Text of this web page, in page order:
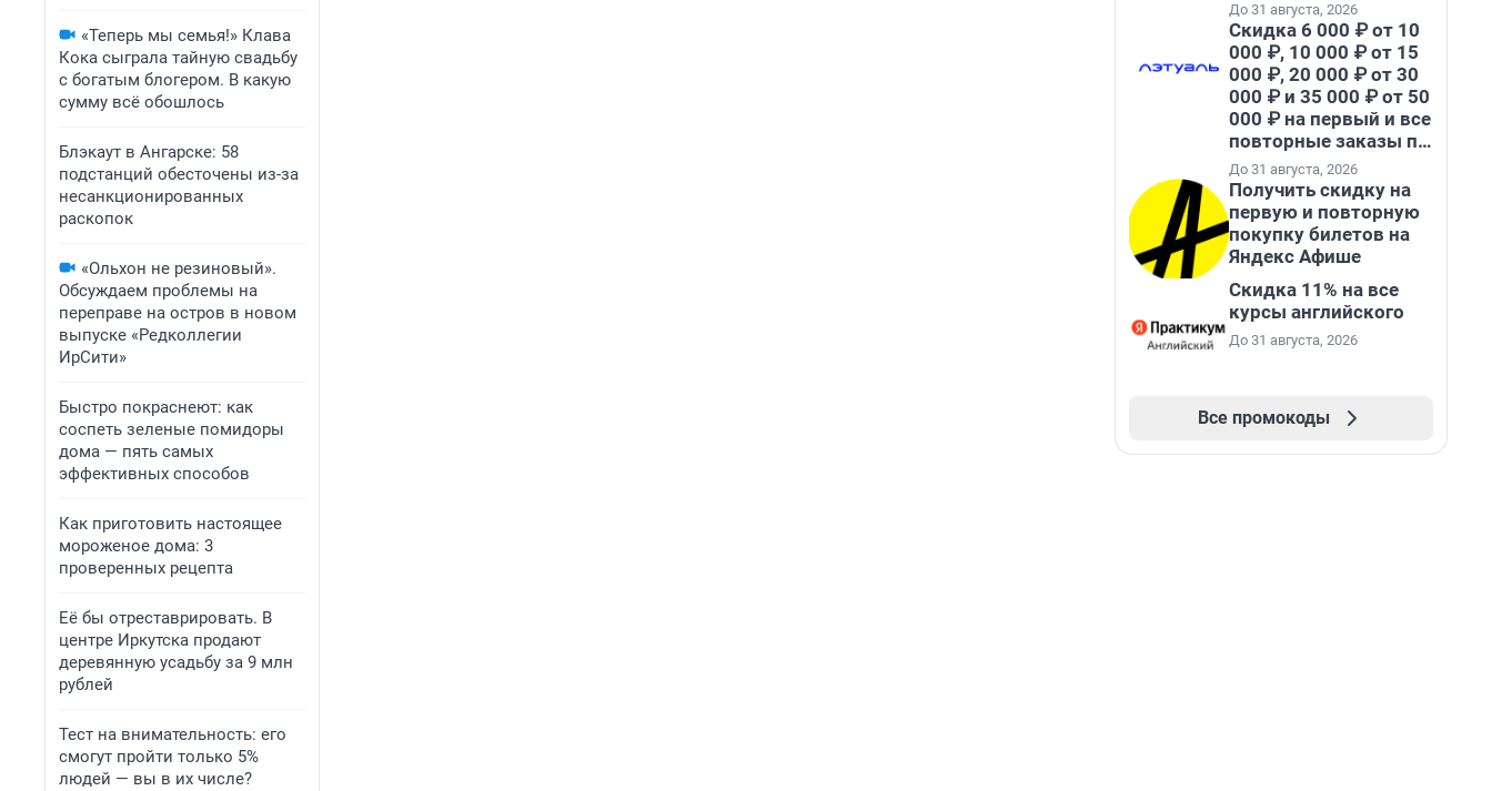
«Теперь мы семья!» Клава
Кока сыграла тайную свадьбу
с богатым блогером. В какую
сумму всё обошлось
Блэкаут в Ангарске: 58
подстанций обесточены из-за
несанкционированных
раскопок
«Ольхон не резиновый».
Обсуждаем проблемы на
переправе на остров в новом
выпуске «Редколлегии
ИрСити»
Быстро покраснеют: как
соспеть зеленые помидоры
дома — пять самых
эффективных способов
Как приготовить настоящее
мороженое дома: 3
проверенных рецепта
Её бы отреставрировать. В
центре Иркутска продают
деревянную усадьбу за 9 млн
рублей
Тест на внимательность: его
смогут пройти только 5%
людей — вы в их числе?
До 31 августа, 2026
Скидка 6 000 ₽ от 10
000 ₽, 10 000 ₽ от 15
000 ₽, 20 000 ₽ от 30
000 ₽ и 35 000 ₽ от 50
000 ₽ на первый и все
повторные заказы по
промокоду НАБЕРИ
До 31 августа, 2026
Получить скидку на
первую и повторную
покупку билетов на
Яндекс Афише
Скидка 11% на все
курсы английского
До 31 августа, 2026
Все промокоды